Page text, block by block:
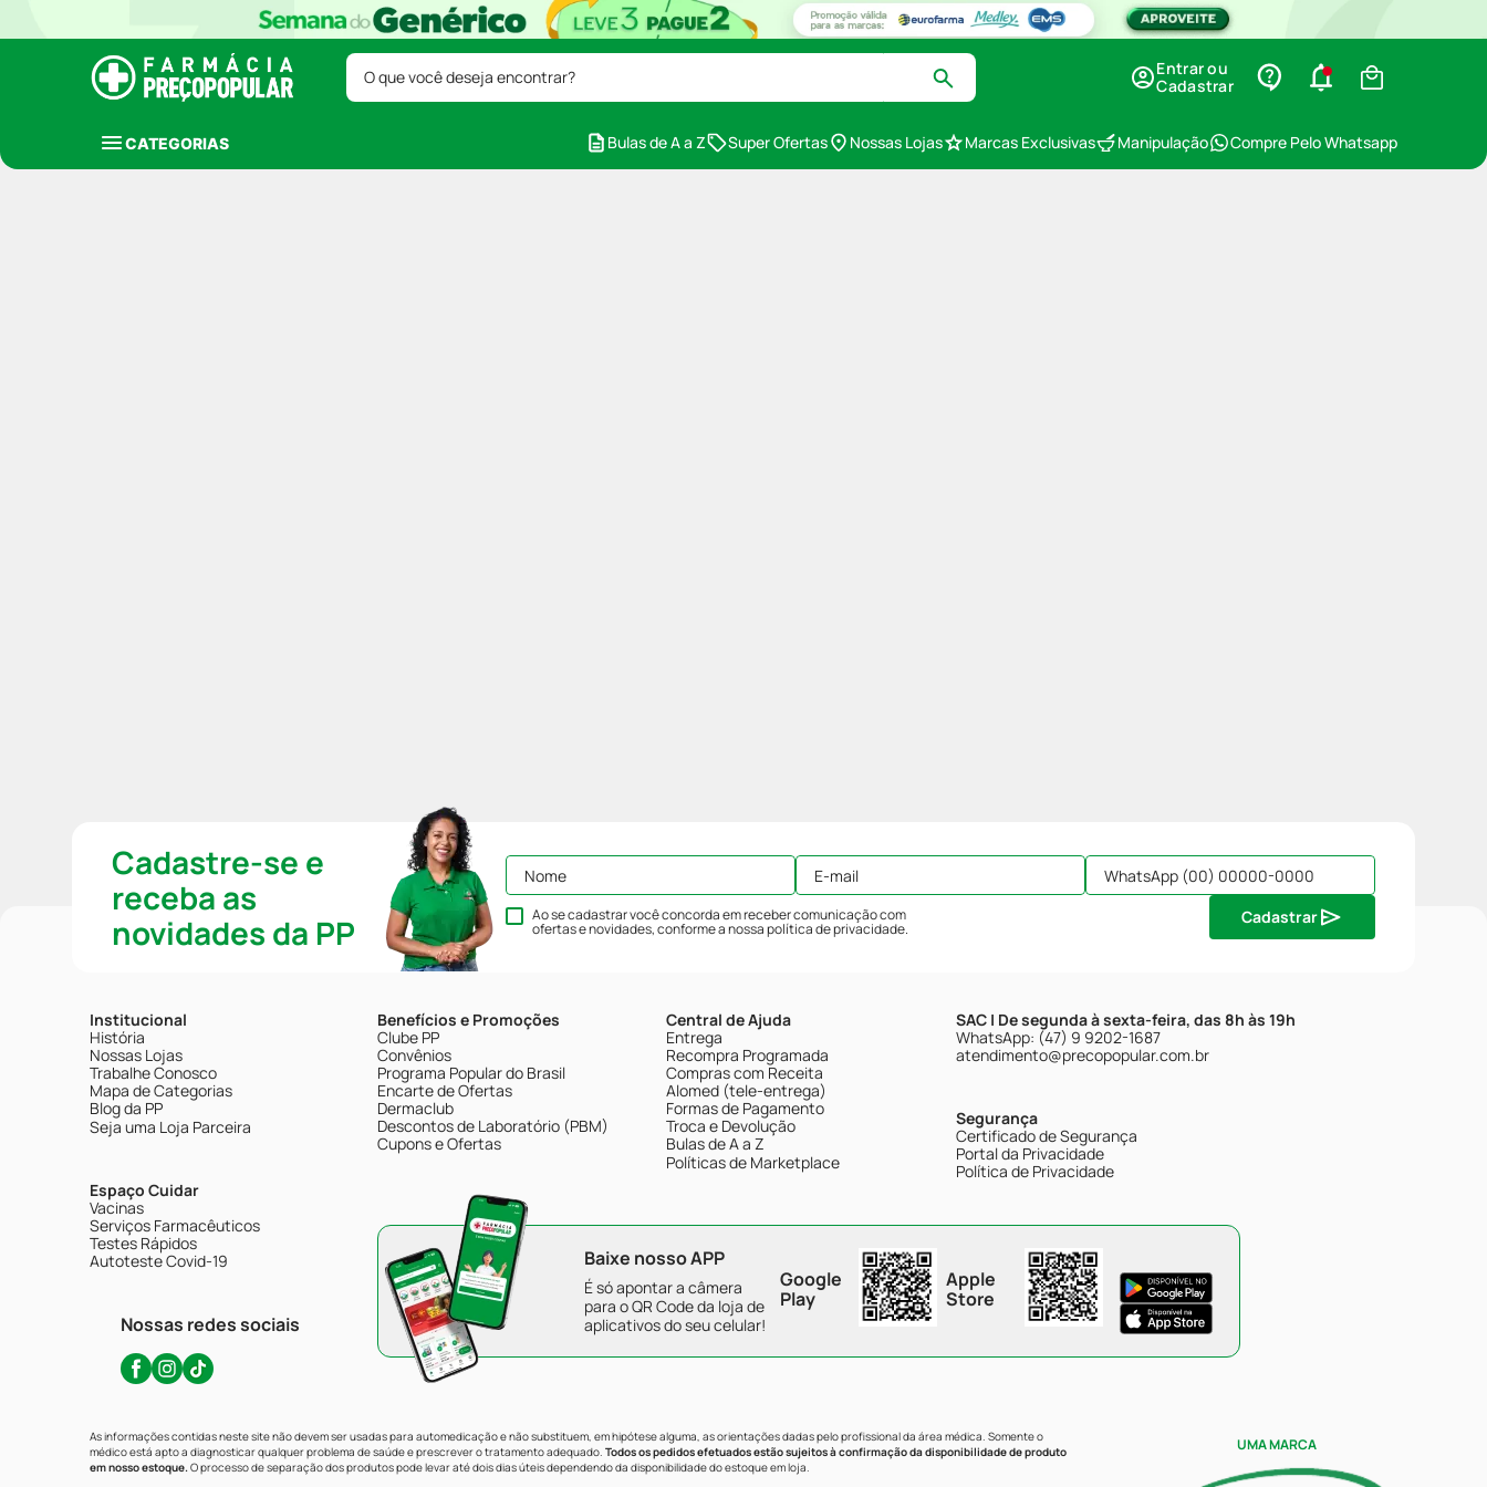
O que você deseja encontrar?
Entrar ou
Cadastrar
CATEGORIAS Bulas de A a Z Super Ofertas Nossas Lojas Marcas Exclusivas Manipulação Compre Pelo Whatsapp
Cadastre-se e
receba as
novidades da PP
Ao se cadastrar você concorda em receber comunicação com
ofertas e novidades, conforme a nossapolítica de privacidade.
Cadastrar
Institucional
História
Nossas Lojas
Trabalhe Conosco
Mapa de Categorias
Blog da PP
Seja uma Loja Parceira
Espaço Cuidar
Vacinas
Serviços Farmacêuticos
Testes Rápidos
Autoteste Covid-19
Nossas redes sociais
Benefícios e Promoções
Clube PP
Convênios
Programa Popular do Brasil
Encarte de Ofertas
Dermaclub
Descontos de Laboratório (PBM)
Cupons e Ofertas
Central de Ajuda
Entrega
Recompra Programada
Compras com Receita
Alomed (tele-entrega)
Formas de Pagamento
Troca e Devolução
Bulas de A a Z
Políticas de Marketplace
SAC | De segunda à sexta-feira, das 8h às 19h
WhatsApp: (47) 9 9202-1687
atendimento@precopopular.com.br
Segurança
Certificado de Segurança
Portal da Privacidade
Política de Privacidade
Baixe nosso APP
É só apontar a câmera
para o QR Code da loja de
aplicativos do seu celular!
Google
Play
Apple
Store
As informações contidas neste site não devem ser usadas para automedicação e não substituem, em hipótese alguma, as orientações dadas pelo profissional da área médica. Somente o
médico está apto a diagnosticar qualquer problema de saúde e prescrever o tratamento adequado. Todos os pedidos efetuados estão sujeitos à confirmação da disponibilidade de produto
em nosso estoque.O processo de separação dos produtos pode levar até dois dias úteis dependendo da disponibilidade do estoque em loja.
UMA MARCA